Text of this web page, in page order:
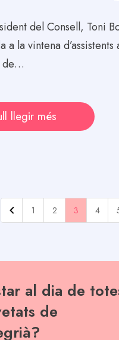
del Consell, Toni
a la vintena
de…
llegir més
1 2 3 4
al dia de
de